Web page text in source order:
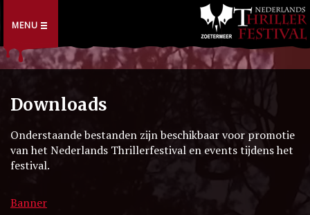
MENU
Downloads
Onderstaande bestanden zijn beschikbaar voor promotie
van het Nederlands Thrillerfestival en events tijdens het
festival.
Banner